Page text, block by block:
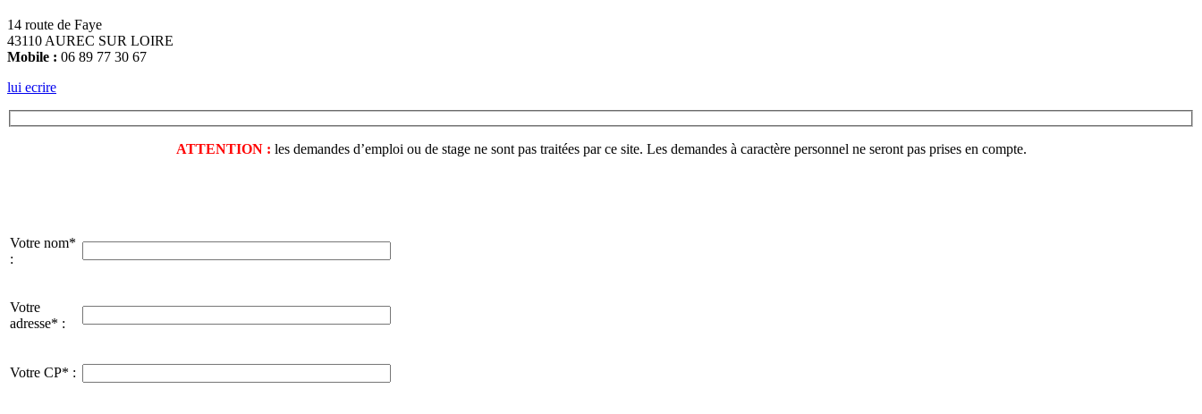
14 route de Faye
43110 AUREC SUR LOIRE
Mobile : 06 89 77 30 67
lui ecrire
ATTENTION : les demandes d’emploi ou de stage ne sont pas traitées par ce site. Les demandes à caractère personnel ne seront pas prises en compte.
Votre nom*
:
Votre
adresse* :
Votre CP* :